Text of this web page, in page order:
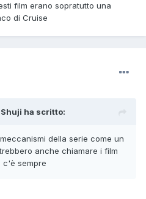
film erano sopratutto una
di Cruise
Shuji ha scritto:
della serie come un
anche chiamare i film
c'è sempre